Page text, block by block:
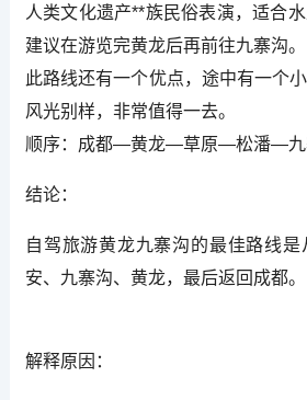
人类文化遗产**族民俗表演，适合
建议在游览完黄龙后再前往九寨沟。
此路线还有一个优点，途中有一个
风光别样，非常值得一去。
顺序：成都—黄龙—草原—松潘—九
结论：
自驾旅游黄龙九寨沟的最佳路线
安、九寨沟、黄龙，最后返回成都。
解释原因：